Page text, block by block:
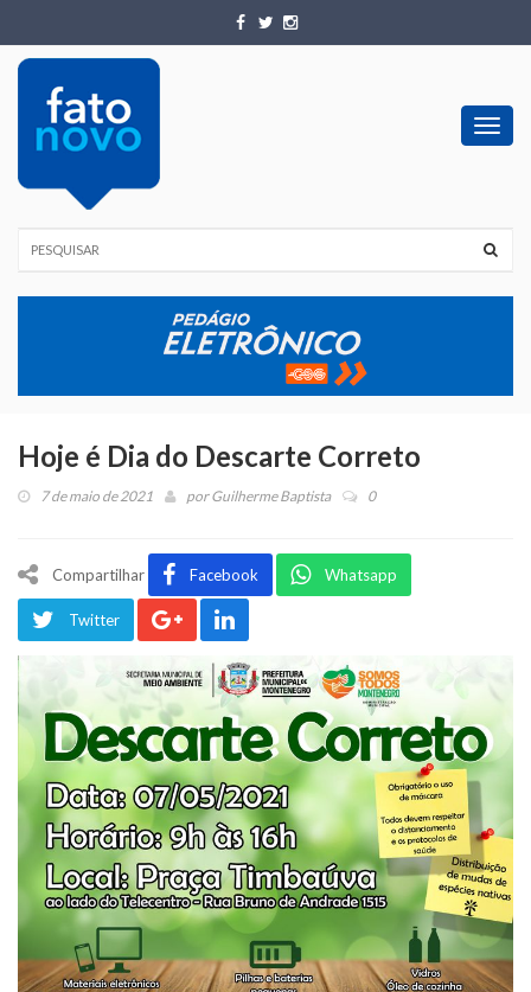
Hoje é Dia do Descarte Correto
7 de maio de 2021 porGuilherme Baptista 0
Compartilhar Facebook Whatsapp
Twitter